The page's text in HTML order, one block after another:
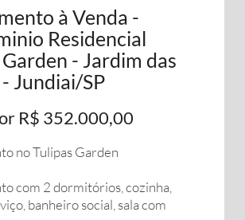
à Venda -
Residencial
- Jardim das
Jundiai/SP
R$ 352.000,00
no Tulipas Garden
com 2 dormitórios, cozinha,
banheiro social, sala com